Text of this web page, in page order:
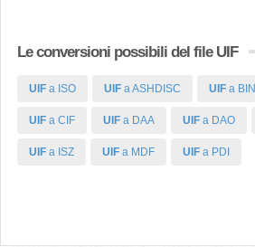
Le conversioni possibili del file UIF
UIF a ISO UIF a ASHDISC UIF a BIN
UIF a CIF UIF a DAA UIF a DAO
UIF a ISZ UIF a MDF UIF a PDI